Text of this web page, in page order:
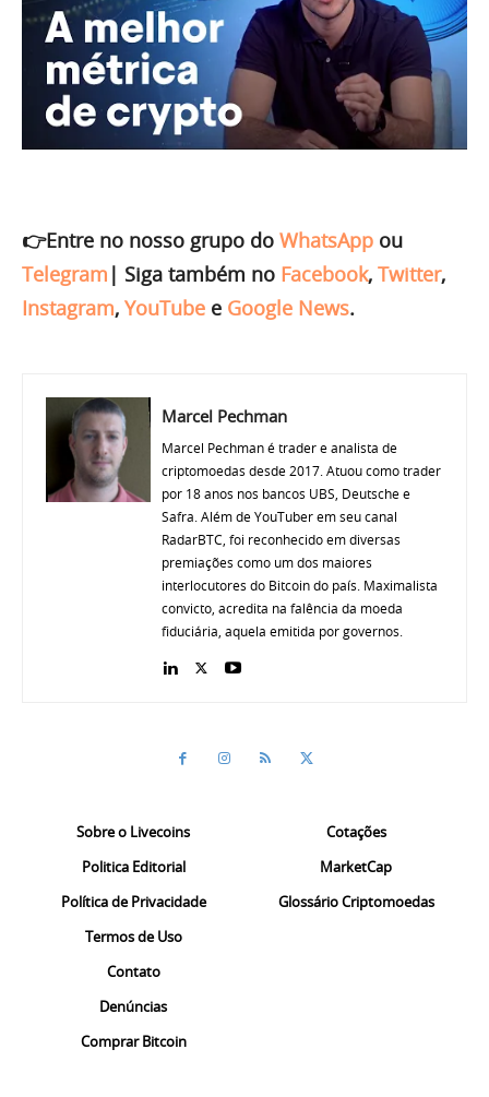
👉Entre no nosso grupo do WhatsApp ou
Telegram | Siga também no Facebook, Twitter,
Instagram, YouTube e Google News.
Marcel Pechman
Marcel Pechman é trader e analista de
criptomoedas desde 2017. Atuou como trader
por 18 anos nos bancos UBS, Deutsche e
Safra. Além de YouTuber em seu canal
RadarBTC, foi reconhecido em diversas
premiações como um dos maiores
interlocutores do Bitcoin do país. Maximalista
convicto, acredita na falência da moeda
fiduciária, aquela emitida por governos.
Sobre o Livecoins
Politica Editorial
Política de Privacidade
Termos de Uso
Contato
Denúncias
Comprar Bitcoin
Cotações
MarketCap
Glossário Criptomoedas